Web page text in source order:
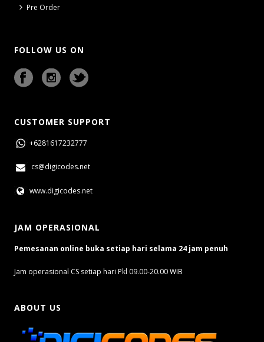
Pre Order
FOLLOW US ON
CUSTOMER SUPPORT
+6281617232777
cs@digicodes.net
www.digicodes.net
JAM OPERASIONAL
Pemesanan online buka setiap hari selama 24 jam penuh
Jam operasional CS setiap hari Pkl 09.00-20.00 WIB
ABOUT US